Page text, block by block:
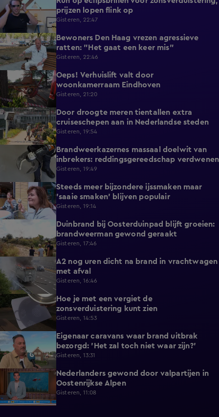
prijzen lopen flink op
Gisteren, 22:47
1:54
Bewoners Den Haag vrezen agressieve
ratten: "Het gaat een keer mis"
Gisteren, 22:46
0:58
Oeps! Verhuislift valt door
woonkamerraam Eindhoven
Gisteren, 21:20
2:11
Door droogte meren tientallen extra
cruiseschepen aan in Nederlandse steden
Gisteren, 19:54
Brandweerkazernes massaal doelwit van
inbrekers: reddingsgereedschap verdwenen
Gisteren, 19:49
1:17
Steeds meer bijzondere ijssmaken maar
'saaie smaken' blijven populair
Gisteren, 19:14
Duinbrand bij Oosterduinpad blijft groeien:
brandweerman gewond geraakt
Gisteren, 17:46
A2 nog uren dicht na brand in vrachtwagen
met afval
Gisteren, 16:46
1:21
Hoe je met een vergiet de
zonsverduistering kunt zien
Gisteren, 14:53
2:14
Eigenaar caravans waar brand uitbrak
bezorgd: 'Het zal toch niet waar zijn?'
Gisteren, 13:31
0:34
Nederlanders gewond door valpartijen in
Oostenrijkse Alpen
Gisteren, 11:08